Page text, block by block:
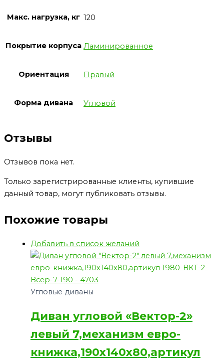
Макс. нагрузка, кг 120
Покрытие корпуса Ламинированное
Ориентация Правый
Форма дивана Угловой
Отзывы
Отзывов пока нет.
Только зарегистрированные клиенты, купившие
данный товар, могут публиковать отзывы.
Похожие товары
Добавить в список желаний
Угловые диваны
Диван угловой «Вектор-2»
левый 7,механизм евро-
книжка,190х140х80,артикул